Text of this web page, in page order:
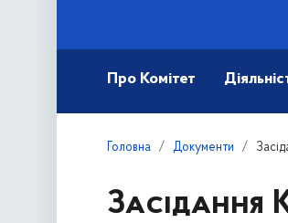
Про Комітет
Головна Документи
Засідання